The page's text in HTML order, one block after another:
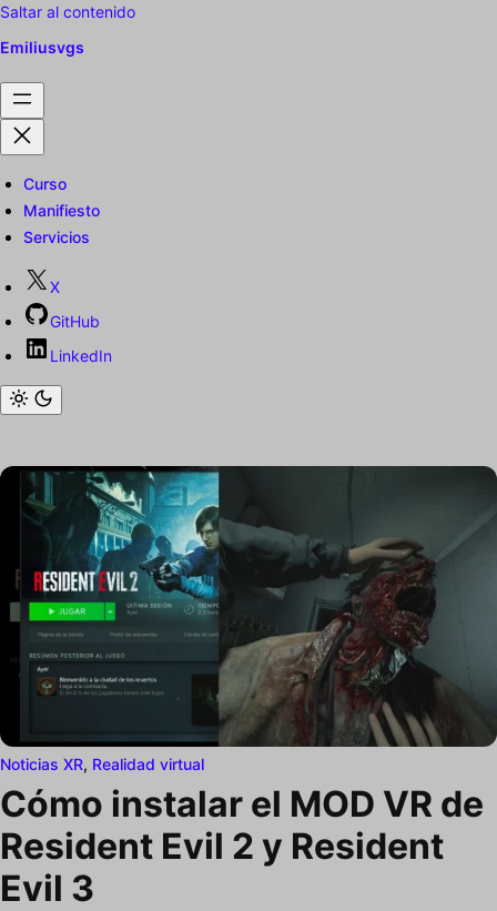
Saltar al contenido
Emiliusvgs
Curso
Manifiesto
Servicios
X
GitHub
LinkedIn
Noticias XR, Realidad virtual
Cómo instalar el MOD VR de
Resident Evil 2 y Resident
Evil 3